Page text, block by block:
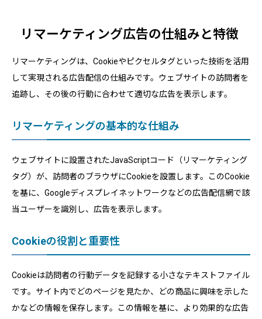
リマーケティング広告の仕組みと特徴
リマーケティングは、Cookieやピクセルタグといった技術を活用
して実現される広告配信の仕組みです。ウェブサイトの訪問者を
追跡し、その後の行動に合わせて適切な広告を表示します。
リマーケティングの基本的な仕組み
ウェブサイトに設置されたJavaScriptコード（リマーケティング
タグ）が、訪問者のブラウザにCookieを設置します。このCookie
を基に、Googleディスプレイネットワークなどの広告配信網で該
当ユーザーを識別し、広告を表示します。
Cookieの役割と重要性
Cookieは訪問者の行動データを記録する小さなテキストファイル
です。サイト内でどのページを見たか、どの商品に興味を示した
かなどの情報を保存します。この情報を基に、より効果的な広告